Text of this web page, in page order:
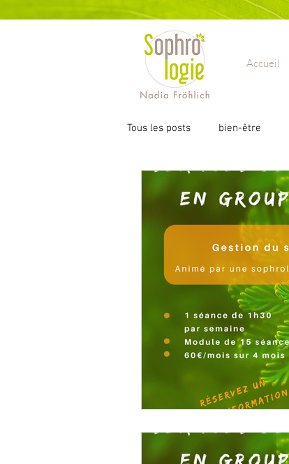
Accueil
Tous les posts bien-être
Développement personnel
Concours
confiance en soi